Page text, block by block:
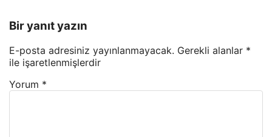
Bir yanıt yazın
E-posta adresiniz yayınlanmayacak. Gerekli alanlar *
ile işaretlenmişlerdir
Yorum *